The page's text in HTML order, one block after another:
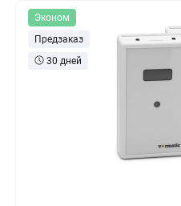
Эконом
Предзаказ
30 дней